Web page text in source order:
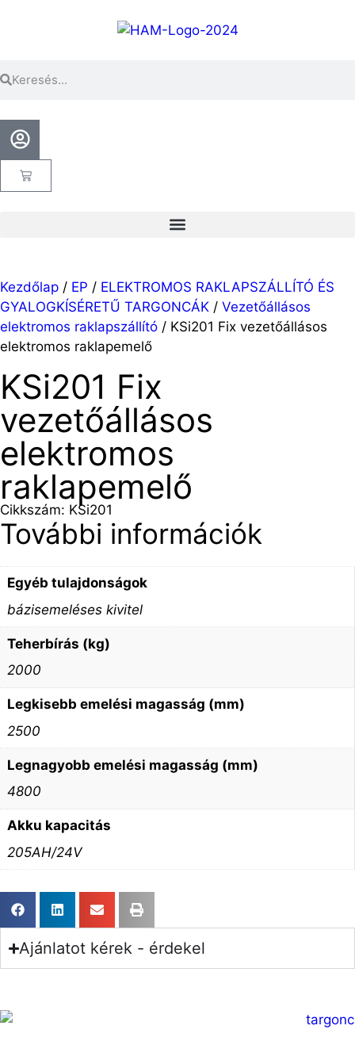
Kezdőlap / EP / ELEKTROMOS RAKLAPSZÁLLÍTÓ ÉS
GYALOGKÍSÉRETŰ TARGONCÁK / Vezetőállásos
elektromos raklapszállító / KSi201 Fix vezetőállásos
elektromos raklapemelő
KSi201 Fix
vezetőállásos
elektromos
raklapemelő
Cikkszám: KSi201
További információk
Egyéb tulajdonságok
bázisemeléses kivitel
Teherbírás (kg)
2000
Legkisebb emelési magasság (mm)
2500
Legnagyobb emelési magasság (mm)
4800
Akku kapacitás
205AH/24V
Ajánlatot kérek - érdekel